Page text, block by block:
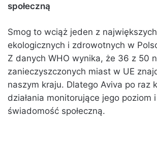
społeczną
Smog to wciąż jeden z
ekologicznych i zdrowotnych w
Z danych WHO wynika, że 36 z 50
zanieczyszczonych miast w UE
naszym kraju. Dlatego Aviva po raz
działania monitorujące jego poziom
świadomość społeczną.